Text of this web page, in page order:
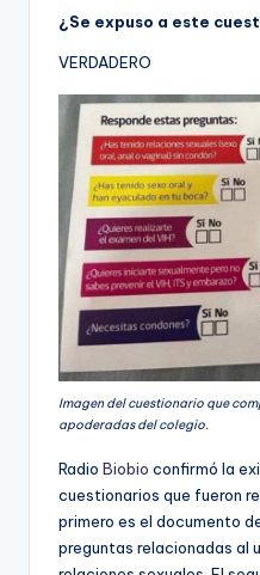
¿Se expuso a este
VERDADERO
Imagen del cuestionario que
apoderadas del colegio.
Radio Biobio confirmó la
cuestionarios que fueron
primero es el documento
preguntas relacionadas al